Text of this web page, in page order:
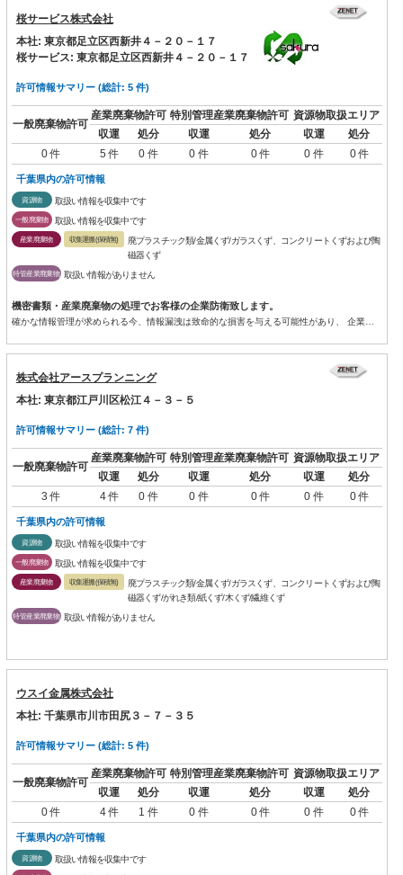
桜サービス株式会社
本社: 東京都足立区西新井４－２０－１７
桜サービス: 東京都足立区西新井４－２０－１７
許可情報サマリー (総計: 5 件)
一般廃棄物許可
産業廃棄物許可 特別管理産業廃棄物許可 資源物取扱エリア
収運
処分 収運 処分 収運
処分
0 件
5 件 0 件 0 件 0 件 0 件 0 件
千葉県内の許可情報
資源物 取扱い情報を収集中です
一般廃棄物 取扱い情報を収集中です
産業廃棄物 収集運搬(保積無)
廃プラスチック類/金属くず/ガラスくず、コンクリートくずおよび陶
磁器くず
特管産業廃棄物 取扱い情報がありません
機密書類・産業廃棄物の処理でお客様の企業防衛致します。
確かな情報管理が求められる今、情報漏洩は致命的な損害を与える可能性があり、 企業には社内文書から電子データなど、...
株式会社アースプランニング
本社: 東京都江戸川区松江４－３－５
許可情報サマリー (総計: 7 件)
一般廃棄物許可
産業廃棄物許可 特別管理産業廃棄物許可 資源物取扱エリア
収運
処分 収運 処分 収運
処分
3 件
4 件 0 件 0 件 0 件 0 件 0 件
千葉県内の許可情報
資源物 取扱い情報を収集中です
一般廃棄物 取扱い情報を収集中です
産業廃棄物 収集運搬(保積無)
廃プラスチック類/金属くず/ガラスくず、コンクリートくずおよび陶
磁器くず/がれき類/紙くず/木くず/繊維くず
特管産業廃棄物 取扱い情報がありません
ウスイ金属株式会社
本社: 千葉県市川市田尻３－７－３５
許可情報サマリー (総計: 5 件)
一般廃棄物許可
産業廃棄物許可 特別管理産業廃棄物許可 資源物取扱エリア
収運
処分 収運 処分 収運
処分
0 件
4 件 1 件 0 件 0 件 0 件 0 件
千葉県内の許可情報
資源物 取扱い情報を収集中です